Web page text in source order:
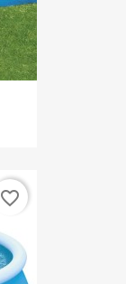
favorite_border